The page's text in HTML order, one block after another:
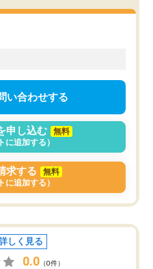
い合わせする
申し込む
無料
に追加する）
求する
無料
に追加する）
しく見る
0.0 （0件）